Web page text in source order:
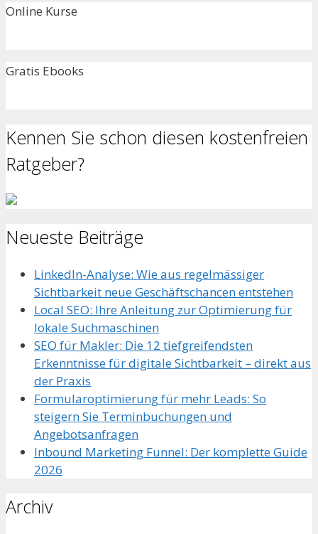
Online Kurse
Gratis Ebooks
Kennen Sie schon diesen kostenfreien
Ratgeber?
Neueste Beiträge
LinkedIn-Analyse: Wie aus regelmässiger
Sichtbarkeit neue Geschäftschancen entstehen
Local SEO: Ihre Anleitung zur Optimierung für
lokale Suchmaschinen
SEO für Makler: Die 12 tiefgreifendsten
Erkenntnisse für digitale Sichtbarkeit – direkt aus
der Praxis
Formularoptimierung für mehr Leads: So
steigern Sie Terminbuchungen und
Angebotsanfragen
Inbound Marketing Funnel: Der komplette Guide
2026
Archiv